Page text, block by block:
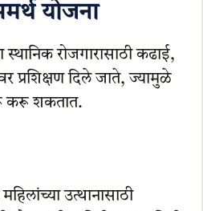
योजना
रोजगारासाठी कढाई,
प्रशिक्षण दिले जाते, ज्यामुळे
करू शकतात.
उत्थानासाठी